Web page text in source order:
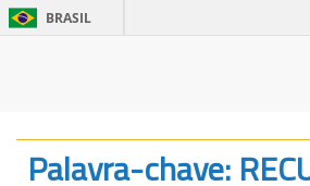
BRASIL
Palavra-chave: